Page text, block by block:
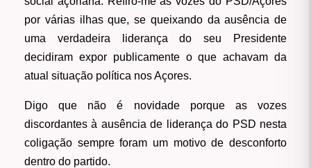
por várias ilhas que, se queixando da ausência de
uma verdadeira liderança do seu Presidente
decidiram expor publicamente o que achavam da
atual situação política nos Açores.
Digo que não é novidade porque as vozes
discordantes à ausência de liderança do PSD nesta
coligação sempre foram um motivo de desconforto
dentro do partido.